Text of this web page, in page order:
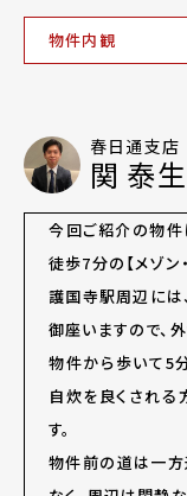
物件内観
春日通支店
関 泰
今回ご紹介の物件
徒歩7分の【メゾン・
護国寺駅周辺には
御座いますので、
物件から歩いて5
自炊を良くされる
す。
物件前の道は一方